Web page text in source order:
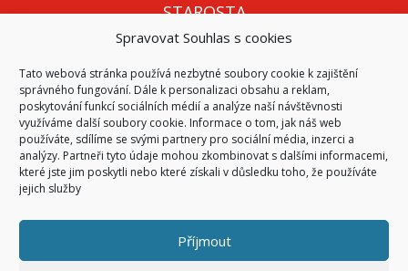
Spravovat Souhlas s cookies
Tato webová stránka používá nezbytné soubory cookie k zajištění
správného fungování. Dále k personalizaci obsahu a reklam,
poskytování funkcí sociálních médií a analýze naší návštěvnosti
využíváme další soubory cookie. Informace o tom, jak náš web
používáte, sdílíme se svými partnery pro sociální média, inzerci a
analýzy. Partneři tyto údaje mohou zkombinovat s dalšími informacemi,
které jste jim poskytli nebo které získali v důsledku toho, že používáte
jejich služby
Příjmout
STAROSTA
Mgr. Roman Vala
info@oukojetice.cz
ÚŘEDNÍ HODINY
Po, St: 15:30 - 16:30
Všechny kontakty | Kde nás najdete
© 2026Obec Kojetice na Moravě